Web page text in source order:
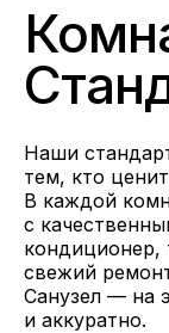
Наши
тем, кто
В каждой
с
кондиционер,
свежий
Санузел — на
и аккуратно.